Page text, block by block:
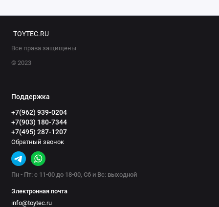
TOYTEC.RU
Все права защищены
© 2023
Поддержка
+7(962) 939-0204
+7(903) 180-7344
+7(495) 287-1207
Обратный звонок
Пн - Пт: с 11-00 до 18-00, Сб и Вс: выходной
Электронная почта
info@toytec.ru